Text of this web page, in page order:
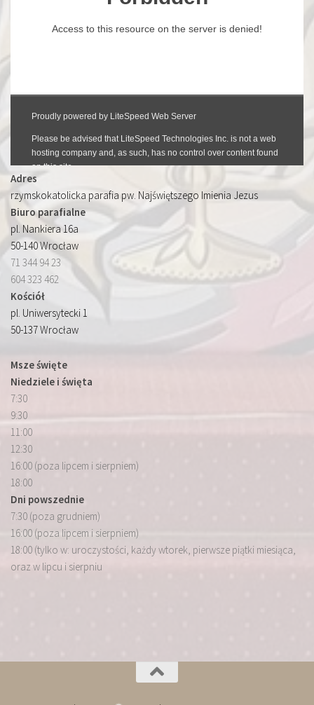
Adres
rzymskokatolicka parafia pw. Najświętszego Imienia Jezus
Biuro parafialne
pl. Nankiera 16a
50-140 Wrocław
71 344 94 23
604 323 462
Kościół
pl. Uniwersytecki 1
50-137 Wrocław
Msze święte
Niedziele i święta
7:30
9:30
11:00
12:30
16:00 (poza lipcem i sierpniem)
18:00
Dni powszednie
7:30 (poza grudniem)
16:00 (poza lipcem i sierpniem)
18:00 (tylko w: uroczystości, każdy wtorek, pierwsze piątki miesiąca,
oraz w lipcu i sierpniu